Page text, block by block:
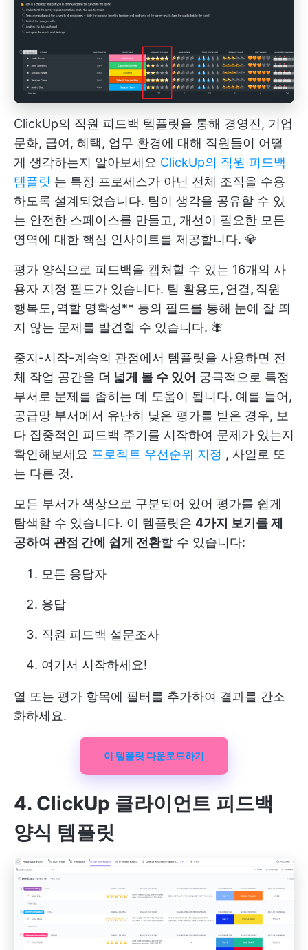
ClickUp의 직원 피드백 템플릿을 통해 경영진, 기업
문화, 급여, 혜택, 업무 환경에 대해 직원들이 어떻
게 생각하는지 알아보세요 ClickUp의 직원 피드백
템플릿 는 특정 프로세스가 아닌 전체 조직을 수용
하도록 설계되었습니다. 팀이 생각을 공유할 수 있
는 안전한 스페이스를 만들고, 개선이 필요한 모든
영역에 대한 핵심 인사이트를 제공합니다. 💎
평가 양식으로 피드백을 캡처할 수 있는 16개의 사
용자 지정 필드가 있습니다. 팀 활용도, 연결, 직원
행복도, 역할 명확성** 등의 필드를 통해 눈에 잘 띄
지 않는 문제를 발견할 수 있습니다. 🪰
중지-시작-계속의 관점에서 템플릿을 사용하면 전
체 작업 공간을 더 넓게 볼 수 있어 궁극적으로 특정
부서로 문제를 좁히는 데 도움이 됩니다. 예를 들어,
공급망 부서에서 유난히 낮은 평가를 받은 경우, 보
다 집중적인 피드백 주기를 시작하여 문제가 있는지
확인해보세요 프로젝트 우선순위 지정 , 사일로 또
는 다른 것.
모든 부서가 색상으로 구분되어 있어 평가를 쉽게
탐색할 수 있습니다. 이 템플릿은 4가지 보기를 제
공하여 관점 간에 쉽게 전환할 수 있습니다:
모든 응답자
응답
직원 피드백 설문조사
여기서 시작하세요!
열 또는 평가 항목에 필터를 추가하여 결과를 간소
화하세요.
이 템플릿 다운로드하기
4. ClickUp 클라이언트 피드백
양식 템플릿